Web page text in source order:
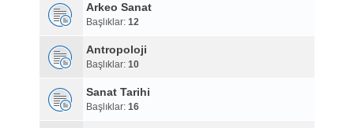
Arkeo Sanat
Başlıklar: 12
Antropoloji
Başlıklar: 10
Sanat Tarihi
Başlıklar: 16